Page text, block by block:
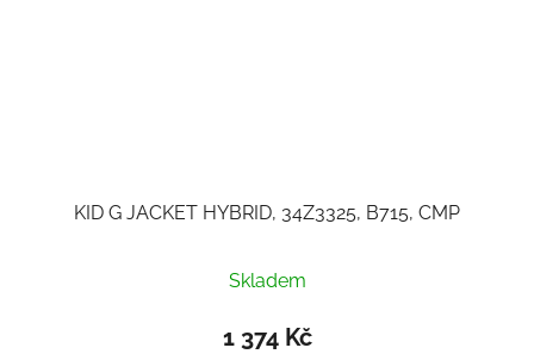
KID G JACKET HYBRID, 34Z3325, B715, CMP
Skladem
1 374 Kč